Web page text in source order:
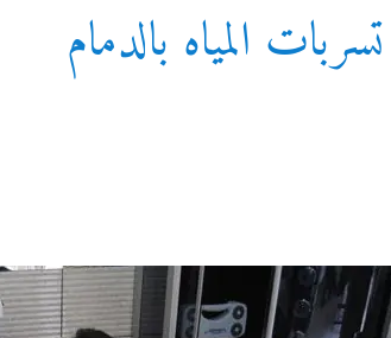
المياه بالدمام